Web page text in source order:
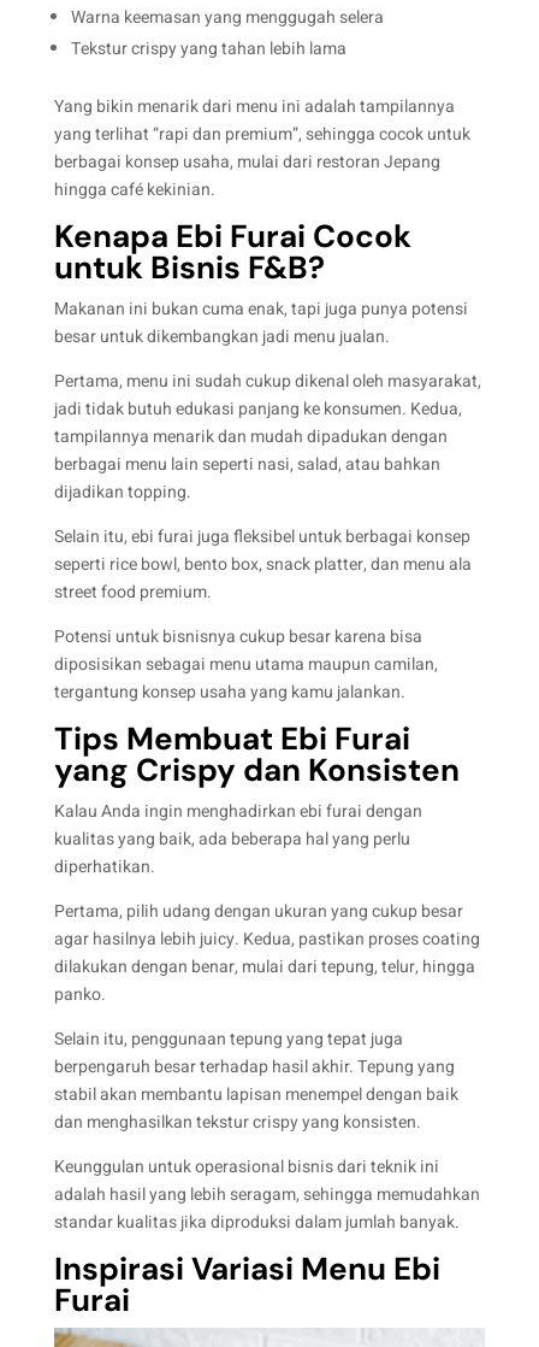
Warna keemasan yang menggugah selera
Tekstur crispy yang tahan lebih lama
Yang bikin menarik dari menu ini adalah tampilannya
yang terlihat “rapi dan premium”, sehingga cocok untuk
berbagai konsep usaha, mulai dari restoran Jepang
hingga café kekinian.
Kenapa Ebi Furai Cocok
untuk Bisnis F&B?
Makanan ini bukan cuma enak, tapi juga punya potensi
besar untuk dikembangkan jadi menu jualan.
Pertama, menu ini sudah cukup dikenal oleh masyarakat,
jadi tidak butuh edukasi panjang ke konsumen. Kedua,
tampilannya menarik dan mudah dipadukan dengan
berbagai menu lain seperti nasi, salad, atau bahkan
dijadikan topping.
Selain itu, ebi furai juga fleksibel untuk berbagai konsep
seperti rice bowl, bento box, snack platter, dan menu ala
street food premium.
Potensi untuk bisnisnya cukup besar karena bisa
diposisikan sebagai menu utama maupun camilan,
tergantung konsep usaha yang kamu jalankan.
Tips Membuat Ebi Furai
yang Crispy dan Konsisten
Kalau Anda ingin menghadirkan ebi furai dengan
kualitas yang baik, ada beberapa hal yang perlu
diperhatikan.
Pertama, pilih udang dengan ukuran yang cukup besar
agar hasilnya lebih juicy. Kedua, pastikan proses coating
dilakukan dengan benar, mulai dari tepung, telur, hingga
panko.
Selain itu, penggunaan tepung yang tepat juga
berpengaruh besar terhadap hasil akhir. Tepung yang
stabil akan membantu lapisan menempel dengan baik
dan menghasilkan tekstur crispy yang konsisten.
Keunggulan untuk operasional bisnis dari teknik ini
adalah hasil yang lebih seragam, sehingga memudahkan
standar kualitas jika diproduksi dalam jumlah banyak.
Inspirasi Variasi Menu Ebi
Furai